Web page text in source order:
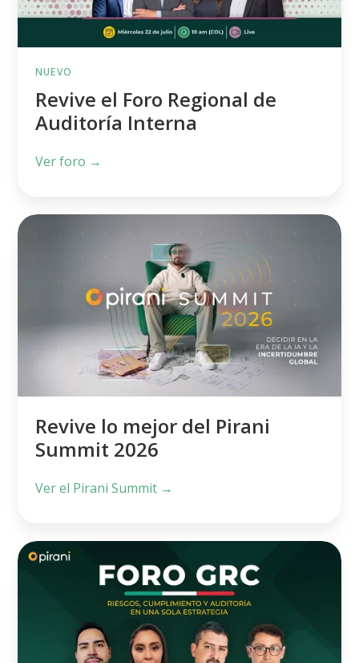
Interna
NUEVO
Revive el Foro Regional de
Auditoría Interna
Ver foro →
Revive
Summit
Revive lo mejor del Pirani
Summit 2026
Ver el Pirani Summit →
Foro